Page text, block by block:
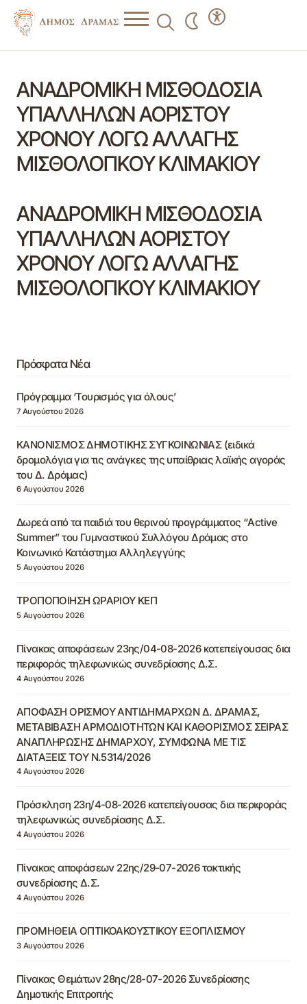
ΑΝΑΔΡΟΜΙΚΗ ΜΙΣΘΟΔΟΣΙΑ
ΥΠΑΛΛΗΛΩΝ ΑΟΡΙΣΤΟΥ
ΧΡΟΝΟΥ ΛΟΓΩ ΑΛΛΑΓΗΣ
ΜΙΣΘΟΛΟΓΙΚΟΥ ΚΛΙΜΑΚΙΟΥ
ΑΝΑΔΡΟΜΙΚΗ ΜΙΣΘΟΔΟΣΙΑ
ΥΠΑΛΛΗΛΩΝ ΑΟΡΙΣΤΟΥ
ΧΡΟΝΟΥ ΛΟΓΩ ΑΛΛΑΓΗΣ
ΜΙΣΘΟΛΟΓΙΚΟΥ ΚΛΙΜΑΚΙΟΥ
Πρόσφατα Νέα
Πρόγραμμα ‘Τουρισμός για όλους’
7 Αυγούστου 2026
ΚΑΝΟΝΙΣΜΟΣ ΔΗΜΟΤΙΚΗΣ ΣΥΓΚΟΙΝΩΝΙΑΣ (ειδικά
δρομολόγια για τις ανάγκες της υπαίθριας λαϊκής αγοράς
του Δ. Δράμας)
6 Αυγούστου 2026
Δωρεά από τα παιδιά του θερινού προγράμματος “Active
Summer” του Γυμναστικού Συλλόγου Δράμας στο
Κοινωνικό Κατάστημα Αλληλεγγύης
5 Αυγούστου 2026
ΤΡΟΠΟΠΟΙΗΣΗ ΩΡΑΡΙΟΥ ΚΕΠ
5 Αυγούστου 2026
Πίνακας αποφάσεων 23ης/04-08-2026 κατεπείγουσας δια
περιφοράς τηλεφωνικώς συνεδρίασης Δ.Σ.
4 Αυγούστου 2026
ΑΠΟΦΑΣΗ ΟΡΙΣΜΟΥ ΑΝΤΙΔΗΜΑΡΧΩΝ Δ. ΔΡΑΜΑΣ,
ΜΕΤΑΒΙΒΑΣΗ ΑΡΜΟΔΙΟΤΗΤΩΝ ΚΑΙ ΚΑΘΟΡΙΣΜΟΣ ΣΕΙΡΑΣ
ΑΝΑΠΛΗΡΩΣΗΣ ΔΗΜΑΡΧΟΥ, ΣΥΜΦΩΝΑ ΜΕ ΤΙΣ
ΔΙΑΤΑΞΕΙΣ ΤΟΥ Ν.5314/2026
4 Αυγούστου 2026
Πρόσκληση 23η/4-08-2026 κατεπείγουσας δια περιφοράς
τηλεφωνικώς συνεδρίασης Δ.Σ.
4 Αυγούστου 2026
Πίνακας αποφάσεων 22ης/29-07-2026 τακτικής
συνεδρίασης Δ.Σ.
4 Αυγούστου 2026
ΠΡΟΜΗΘΕΙΑ ΟΠΤΙΚΟΑΚΟΥΣΤΙΚΟΥ ΕΞΟΠΛΙΣΜΟΥ
3 Αυγούστου 2026
Πίνακας Θεμάτων 28ης/28-07-2026 Συνεδρίασης
Δημοτικής Επιτροπής